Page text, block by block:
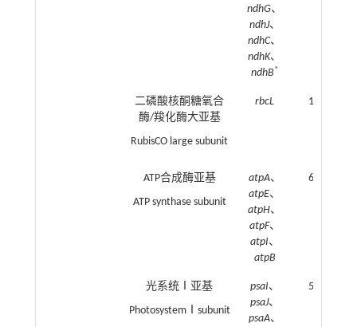
ndhG、
ndhJ、
ndhC、
ndhK、
ndhB*
二磷酸核酮糖氧合
酶/羧化酶大亚基
RubisCO large subunit
rbcL 1
ATP合成酶亚基
ATP synthase subunit
atpA、
atpE、
atpH、
atpF、
atpI、
atpB
6
光系统Ⅰ亚基
PhotosystemⅠsubunit
psaI、
psaJ、
psaA、
5